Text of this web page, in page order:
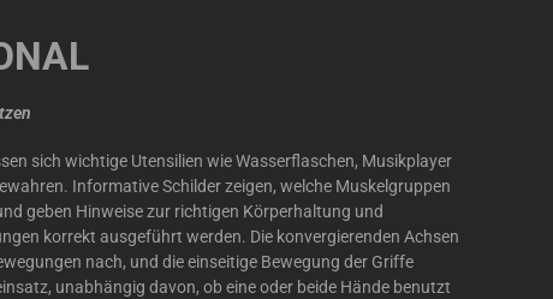
sich wichtige Utensilien wie Wasserflaschen, Musikplayer
Informative Schilder zeigen, welche Muskelgruppen
geben Hinweise zur richtigen Körperhaltung und
korrekt ausgeführt werden. Die konvergierenden Achsen
nach, und die einseitige Bewegung der Griffe
unabhängig davon, ob eine oder beide Hände benutzt